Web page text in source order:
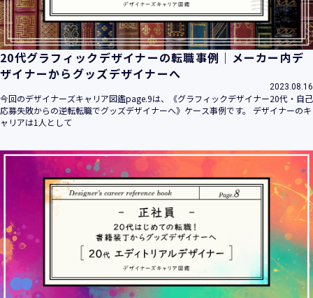
20代グラフィックデザイナーの転職事例｜メーカー内デ
ザイナーからグッズデザイナーへ
2023.08.16
今回のデザイナーズキャリア図鑑page.9は、《グラフィックデザイナー20代・自己
応募失敗からの逆転転職でグッズデザイナーへ》ケース事例です。 デザイナーのキ
ャリアは1人として